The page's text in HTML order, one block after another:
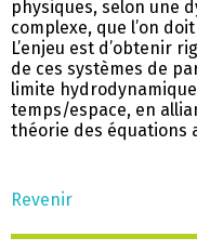
physiques, selon une
complexe, que l’on
L’enjeu est d’obtenir
de ces systèmes de
limite
temps/espace, en
théorie des équations
Revenir